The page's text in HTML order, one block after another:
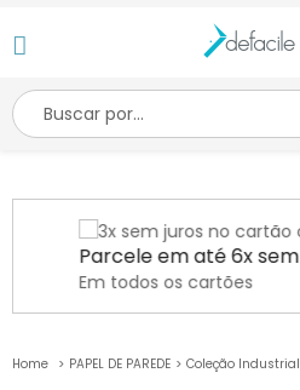
Parcele em até 6x sem juros
Em todos os cartões
PAPEL DE PAREDE Coleção Industrial